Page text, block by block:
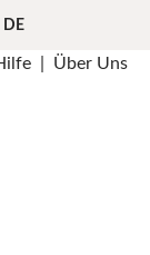
DE
Über Uns